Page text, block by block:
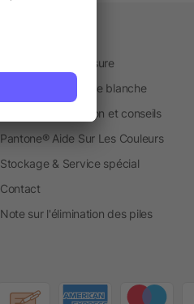
Production sur mesure
Boutique en marque blanche
Service d'impression et conseils
Pantone® Aide Sur Les Couleurs
Stockage & Service spécial
Contact
Note sur l'élimination des piles